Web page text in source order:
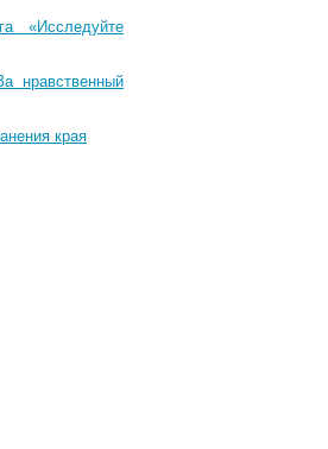
«Исследуйте
нравственный
края